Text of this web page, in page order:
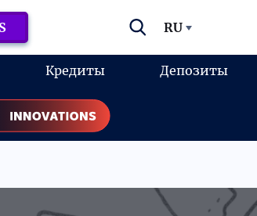
RU
Кредиты Депозиты